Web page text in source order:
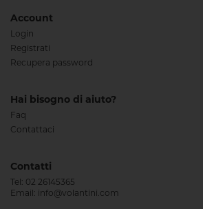
Account
Login
Registrati
Recupera password
Hai bisogno di aiuto?
Faq
Contattaci
Contatti
Tel: 02 26145365
Email: info@volantini.com